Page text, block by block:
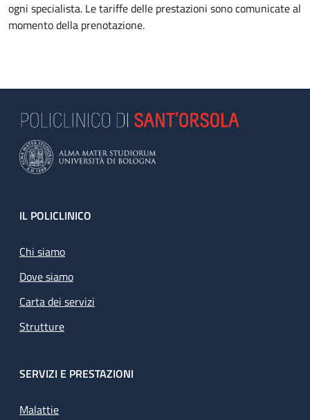
ogni specialista. Le tariffe delle prestazioni sono comunicate al
momento della prenotazione.
Footer
IL POLICLINICO
Chi siamo
Dove siamo
Carta dei servizi
Strutture
SERVIZI E PRESTAZIONI
Malattie